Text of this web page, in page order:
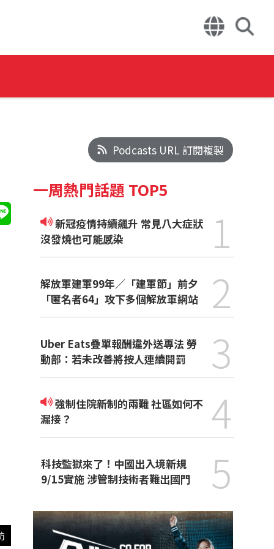
Podcasts URL 訂閱複製
一周熱門話題 TOP5
新冠疫情持續飆升 常見八大症狀
沒發燒也可能感染
1
解放軍建軍99年／「建軍節」前夕
「匿名者64」攻下多個解放軍網站
2
Uber Eats疊單報酬違外送專法 勞
動部：若未改善將按人連續開罰
3
強制住院新制的兩難 社區如何不
漏接？
4
科技監獄來了！中國出入境新規
9/15實施 涉管制技術者難出國門
5